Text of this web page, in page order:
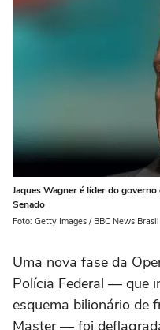
Jaques Wagner é líder do
Senado
Foto: Getty Images / BBC News Brasil
Uma nova fase da
Polícia Federal — que
esquema bilionário de
Master — foi